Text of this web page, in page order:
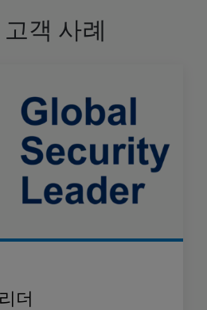
객 사례
더